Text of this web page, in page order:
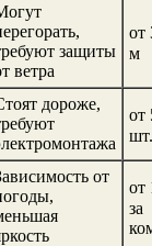
защиты
ветра
от
м
дороже,
от
шт.
от
от
за